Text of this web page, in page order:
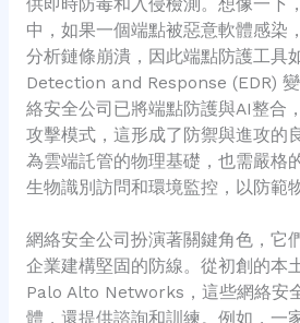
供即時防毒和入侵檢測。想像一下
中，如果一個端點被惡意軟體感染
分析鏈條崩潰，因此端點防護工具
Detection and Response (EDR)
絡安全公司已將端點防護與AI整合
攻擊模式，這形成了防禦與進攻的
為雲端託管的物理基礎，也需嚴格
生物識別訪問和環境監控，以防範
網絡安全公司扮演著關鍵角色，它
企業建構堅固的防線。從初創的本
Palo Alto Networks，這些網絡安
體，還提供諮詢和訓練。例如，一